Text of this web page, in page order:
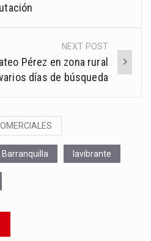
NEXT POST
Pérez en zona rural
días de búsqueda
Barranquilla lavibrante